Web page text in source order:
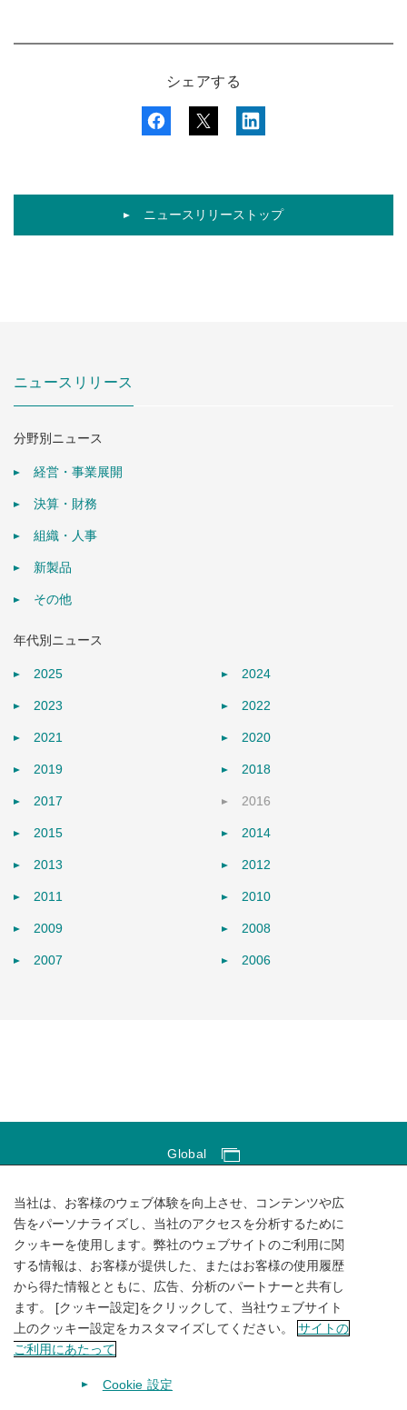
シェアする
ニュースリリーストップ
ニュースリリース
分野別ニュース
経営・事業展開
決算・財務
組織・人事
新製品
その他
年代別ニュース
2025 2024
2023 2022
2021 2020
2019 2018
2017 2016
2015 2014
2013 2012
2011 2010
2009 2008
2007 2006
Global
サイトのご利用にあたって
ソーシャルメディアポリシー
個人情報保護方針
サイトマップ
当社は、お客様のウェブ体験を向上させ、コンテンツや広
告をパーソナライズし、当社のアクセスを分析するために
クッキーを使用します。弊社のウェブサイトのご利用に関
する情報は、お客様が提供した、またはお客様の使用履歴
から得た情報とともに、広告、分析のパートナーと共有し
ます。 [クッキー設定]をクリックして、当社ウェブサイト
上のクッキー設定をカスタマイズしてください。
サイトの
ご利用にあたって
Cookie 設定